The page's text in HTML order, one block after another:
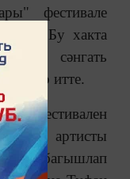
фестивале
. Бу хакта
сәнгать
хәбәр итте.
фестивален
артисты
багышлап